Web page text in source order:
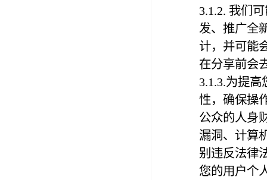
3.1.2. 我们
发、推广全
计，并可能
在分享前会
3.1.3.为提
性，确保操
公众的人身
漏洞、计算
别违反法律
您的用户个